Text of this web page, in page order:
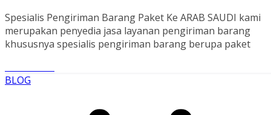
Spesialis Pengiriman Barang Paket Ke ARAB SAUDI kami
merupakan penyedia jasa layanan pengiriman barang
khususnya spesialis pengiriman barang berupa paket
BLOG